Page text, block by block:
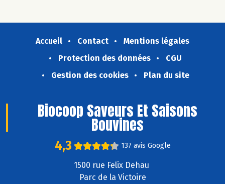
Accueil Contact
Mentions légales
Protection des données
CGU
Gestion des cookies
Plan du site
Biocoop Saveurs Et Saisons
Bouvines
4,3 137 avis Google
1500 rue Felix Dehau
Parc de la Victoire